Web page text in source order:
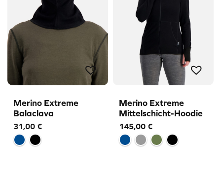
Merino Extreme
Balaclava
31,00 €
Merino Extreme
Mittelschicht-Hoodie
145,00 €